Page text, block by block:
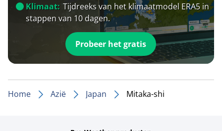
Klimaat: Tijdreeks van het klimaatmodel ERA5 in
stappen van 10 dagen.
Probeer het gratis
Home Azië Japan Mitaka-shi